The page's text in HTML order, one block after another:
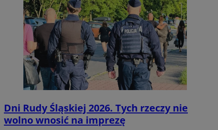
Dni Rudy Śląskiej 2026. Tych rzeczy nie
wolno wnosić na imprezę